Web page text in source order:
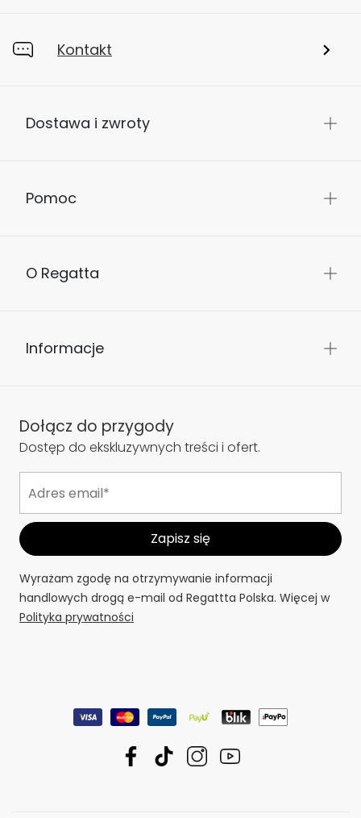
Kontakt
Dostawa i zwroty
Pomoc
O Regatta
Informacje
Dołącz do przygody
Dostęp do ekskluzywnych treści i ofert.
Wyrażam zgodę na otrzymywanie informacji
handlowych drogą e-mail od Regattta Polska. Więcej w
Polityka prywatności